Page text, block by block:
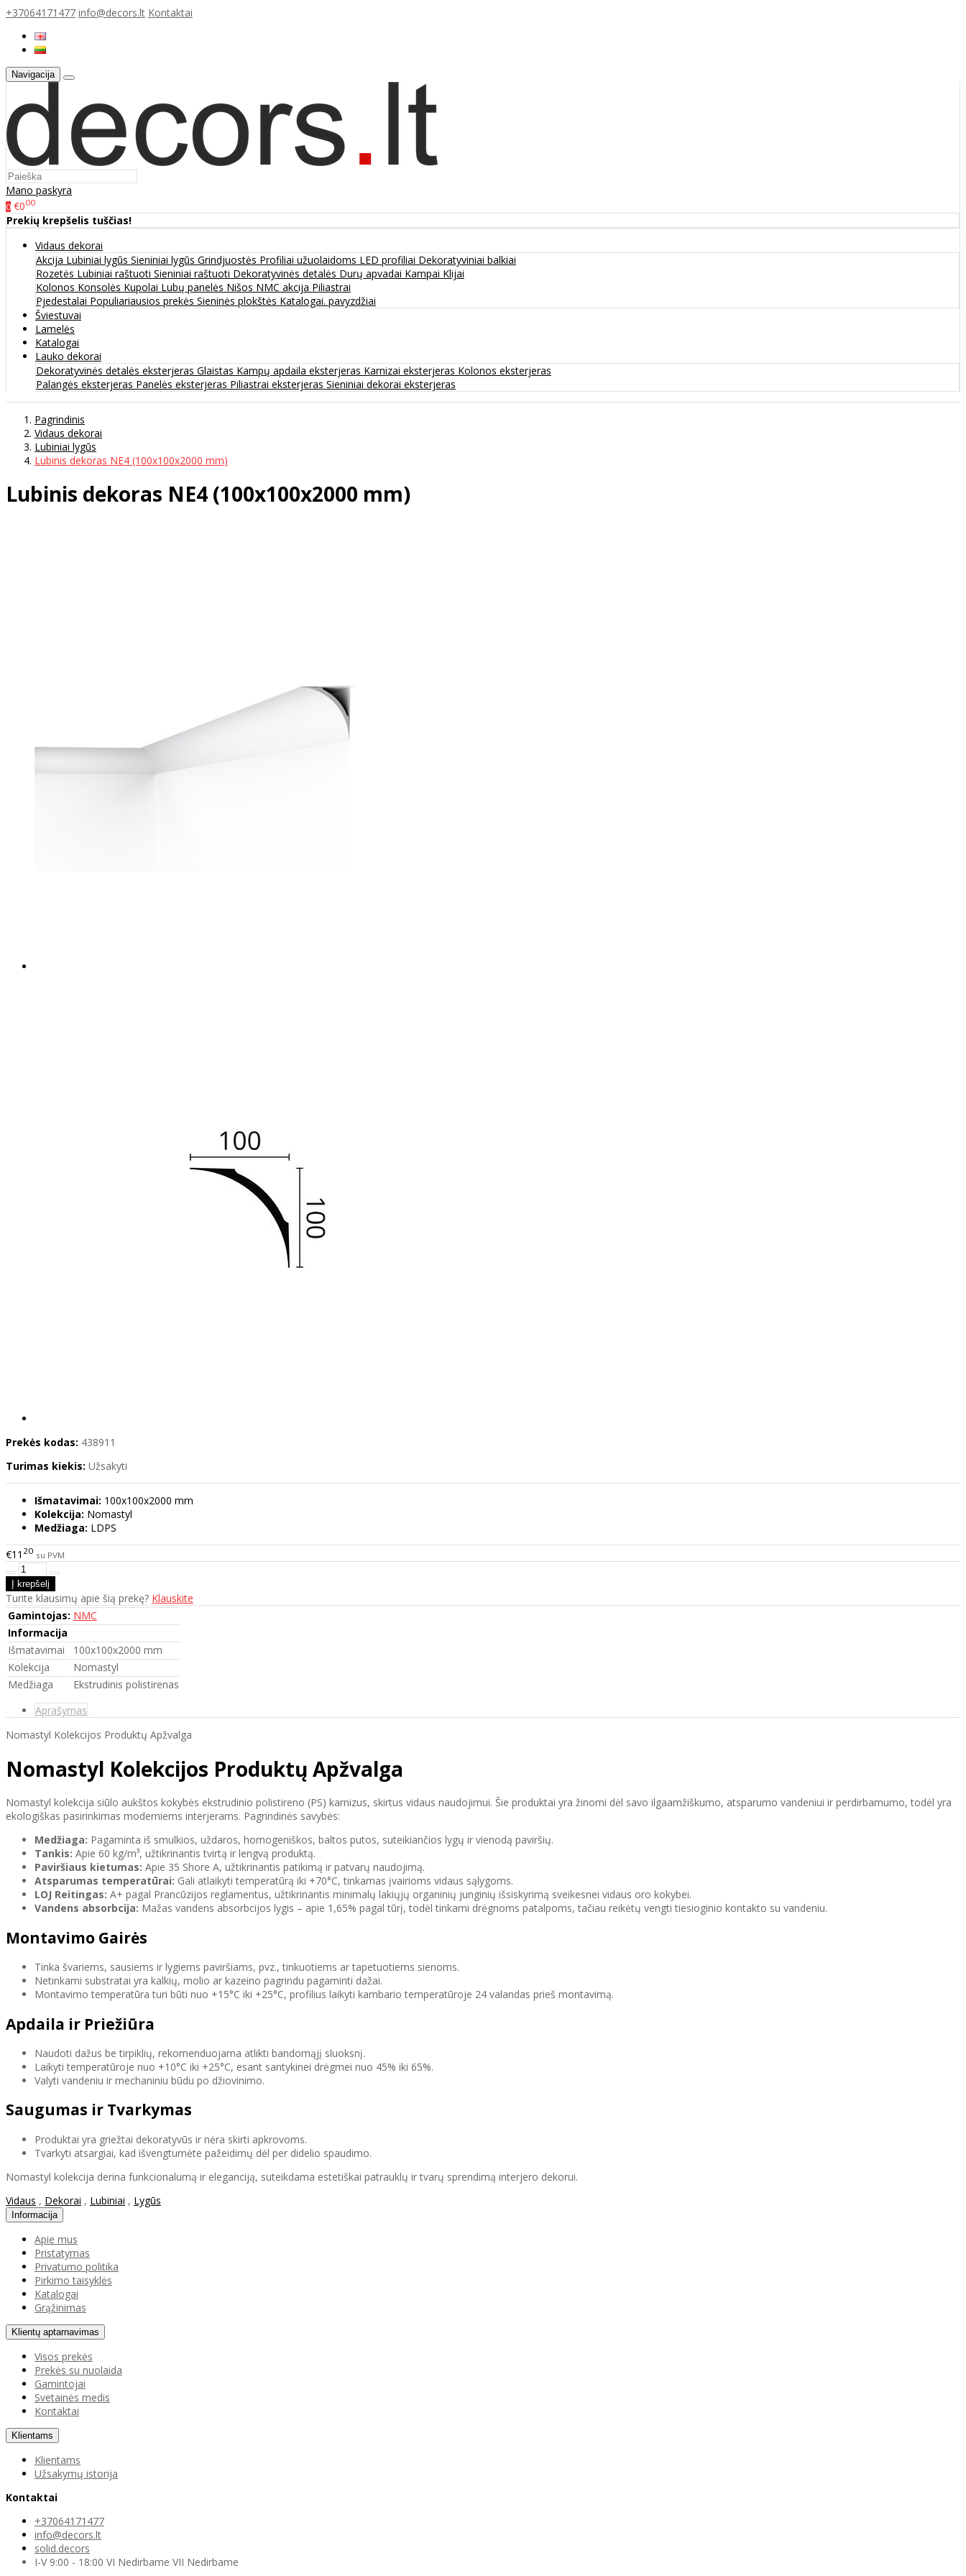
+37064171477 info@decors.lt Kontaktai
Navigacija
Mano paskyra
0 €000
Prekių krepšelis tuščias!
Vidaus dekorai
Akcija Lubiniai lygūs Sieniniai lygūs Grindjuostės Profiliai užuolaidoms LED profiliai Dekoratyviniai balkiai
Rozetės Lubiniai raštuoti Sieniniai raštuoti Dekoratyvinės detalės Durų apvadai Kampai Klijai
Kolonos Konsolės Kupolai Lubų panelės Nišos NMC akcija Piliastrai
Pjedestalai Populiariausios prekės Sieninės plokštės Katalogai. pavyzdžiai
Šviestuvai
Lamelės
Katalogai
Lauko dekorai
Dekoratyvinės detalės eksterjeras Glaistas Kampų apdaila eksterjeras Karnizai eksterjeras Kolonos eksterjeras
Palangės eksterjeras Panelės eksterjeras Piliastrai eksterjeras Sieniniai dekorai eksterjeras
Pagrindinis
Vidaus dekorai
Lubiniai lygūs
Lubinis dekoras NE4 (100x100x2000 mm)
Lubinis dekoras NE4 (100x100x2000 mm)
Prekės kodas: 438911
Turimas kiekis: Užsakyti
Išmatavimai: 100x100x2000 mm
Kolekcija: Nomastyl
Medžiaga: LDPS
€11 20 su PVM
Turite klausimų apie šią prekę? Klauskite
Gamintojas: NMC
Informacija
Išmatavimai
100x100x2000 mm
Kolekcija
Nomastyl
Medžiaga
Ekstrudinis polistirenas
Aprašymas
Nomastyl Kolekcijos Produktų Apžvalga
Nomastyl Kolekcijos Produktų Apžvalga
Nomastyl kolekcija siūlo aukštos kokybės ekstrudinio polistireno (PS) karnizus, skirtus vidaus naudojimui. Šie produktai yra žinomi dėl savo ilgaamžiškumo, atsparumo vandeniui ir perdirbamumo, todėl yra
ekologiškas pasirinkimas moderniems interjerams. Pagrindinės savybės:
Medžiaga: Pagaminta iš smulkios, uždaros, homogeniškos, baltos putos, suteikiančios lygų ir vienodą paviršių.
Tankis: Apie 60 kg/m³, užtikrinantis tvirtą ir lengvą produktą.
Paviršiaus kietumas: Apie 35 Shore A, užtikrinantis patikimą ir patvarų naudojimą.
Atsparumas temperatūrai: Gali atlaikyti temperatūrą iki +70°C, tinkamas įvairioms vidaus sąlygoms.
LOJ Reitingas: A+ pagal Prancūzijos reglamentus, užtikrinantis minimalų lakiųjų organinių junginių išsiskyrimą sveikesnei vidaus oro kokybei.
Vandens absorbcija: Mažas vandens absorbcijos lygis – apie 1,65% pagal tūrį, todėl tinkami drėgnoms patalpoms, tačiau reikėtų vengti tiesioginio kontakto su vandeniu.
Montavimo Gairės
Tinka švariems, sausiems ir lygiems paviršiams, pvz., tinkuotiems ar tapetuotiems sienoms.
Netinkami substratai yra kalkių, molio ar kazeino pagrindu pagaminti dažai.
Montavimo temperatūra turi būti nuo +15°C iki +25°C, profilius laikyti kambario temperatūroje 24 valandas prieš montavimą.
Apdaila ir Priežiūra
Naudoti dažus be tirpiklių, rekomenduojama atlikti bandomąjį sluoksnį.
Laikyti temperatūroje nuo +10°C iki +25°C, esant santykinei drėgmei nuo 45% iki 65%.
Valyti vandeniu ir mechaniniu būdu po džiovinimo.
Saugumas ir Tvarkymas
Produktai yra griežtai dekoratyvūs ir nėra skirti apkrovoms.
Tvarkyti atsargiai, kad išvengtumėte pažeidimų dėl per didelio spaudimo.
Nomastyl kolekcija derina funkcionalumą ir eleganciją, suteikdama estetiškai patrauklų ir tvarų sprendimą interjero dekorui.
Vidaus , Dekorai , Lubiniai , Lygūs
Informacija
Apie mus
Pristatymas
Privatumo politika
Pirkimo taisyklės
Katalogai
Grąžinimas
Klientų aptarnavimas
Visos prekės
Prekės su nuolaida
Gamintojai
Svetainės medis
Kontaktai
Klientams
Klientams
Užsakymų istorija
Kontaktai
+37064171477
info@decors.lt
solid.decors
I-V 9:00 - 18:00 VI Nedirbame VII Nedirbame